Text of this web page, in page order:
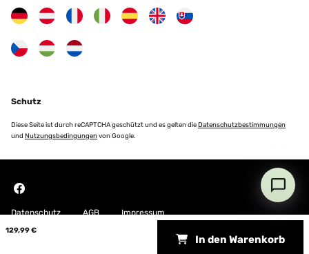
129,99 €
In den Warenkorb
Schutz
Diese Seite ist durch reCAPTCHA geschützt und es gelten dieDatenschutzbestimmungen
und Nutzungsbedingungenvon Google.
Datenschutz AGB Impressum
Copyright © 2026 Blumfeldt. All rights reserved